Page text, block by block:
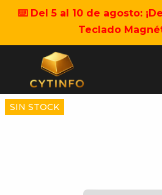
⌨️ Del 5 al 10 de agosto:
Teclado
SIN STOCK